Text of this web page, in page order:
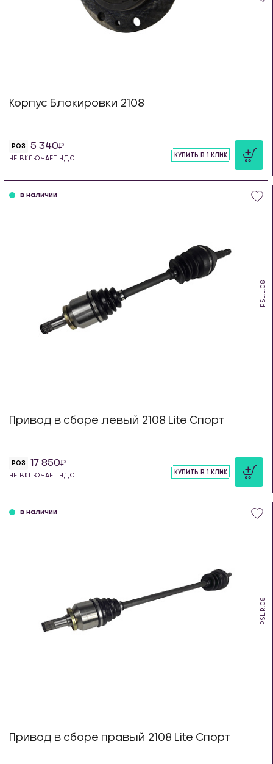
Корпус Блокировки 2108
РОЗ 5 340
НЕ ВКЛЮЧАЕТ НДС
КУПИТЬ В 1 КЛИК
PSL.L.08
в наличии
Привод в сборе левый 2108 Lite Спорт
РОЗ 17 850
НЕ ВКЛЮЧАЕТ НДС
КУПИТЬ В 1 КЛИК
PSL.R.08
в наличии
Привод в сборе правый 2108 Lite Спорт